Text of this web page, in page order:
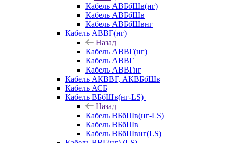
Кабель АВБбШв(нг)
Кабель АВБбШв
Кабель АВБбШвнг
Кабель АВВГ(нг)
Назад
Кабель АВВГ(нг)
Кабель АВВГ
Кабель АВВГнг
Кабель АКВВГ, АКВБбШв
Кабель АСБ
Кабель ВБбШв(нг-LS)
Назад
Кабель ВБбШв(нг-LS)
Кабель ВБбШв
Кабель ВБбШвнг(LS)